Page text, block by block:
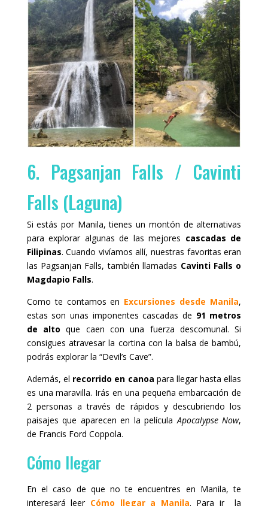
6. Pagsanjan Falls / Cavinti
Falls (Laguna)
Si estás por Manila, tienes un montón de alternativas
para explorar algunas de las mejores cascadas de
Filipinas. Cuando vivíamos allí, nuestras favoritas eran
las Pagsanjan Falls, también llamadas Cavinti Falls o
Magdapio Falls.
Como te contamos en Excursiones desde Manila,
estas son unas imponentes cascadas de 91 metros
de alto que caen con una fuerza descomunal. Si
consigues atravesar la cortina con la balsa de bambú,
podrás explorar la “Devil’s Cave”.
Además, el recorrido en canoa para llegar hasta ellas
es una maravilla. Irás en una pequeña embarcación de
2 personas a través de rápidos y descubriendo los
paisajes que aparecen en la películaApocalypse Now,
de Francis Ford Coppola.
Cómo llegar
En el caso de que no te encuentres en Manila, te
interesará leer Cómo llegar a Manila. Para ir la